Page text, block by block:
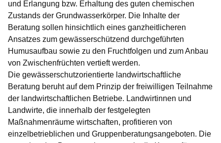
und Erlangung bzw. Erhaltung des guten chemischen
Zustands der Grundwasserkörper. Die Inhalte der
Beratung sollen hinsichtlich eines ganzheitlicheren
Ansatzes zum gewässerschützend durchgeführten
Humusaufbau sowie zu den Fruchtfolgen und zum Anbau
von Zwischenfrüchten vertieft werden.
Die gewässerschutzorientierte landwirtschaftliche
Beratung beruht auf dem Prinzip der freiwilligen Teilnahme
der landwirtschaftlichen Betriebe. Landwirtinnen und
Landwirte, die innerhalb der festgelegten
Maßnahmenräume wirtschaften, profitieren von
einzelbetrieblichen und Gruppenberatungsangeboten. Die